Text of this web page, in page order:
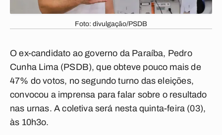
Foto: divulgação/PSDB
O ex-candidato ao governo da Paraíba, Pedro
Cunha Lima (PSDB), que obteve pouco mais de
47% do votos, no segundo turno das eleições,
convocou a imprensa para falar sobre o resultado
nas urnas. A coletiva será nesta quinta-feira (03),
às 10h3o.